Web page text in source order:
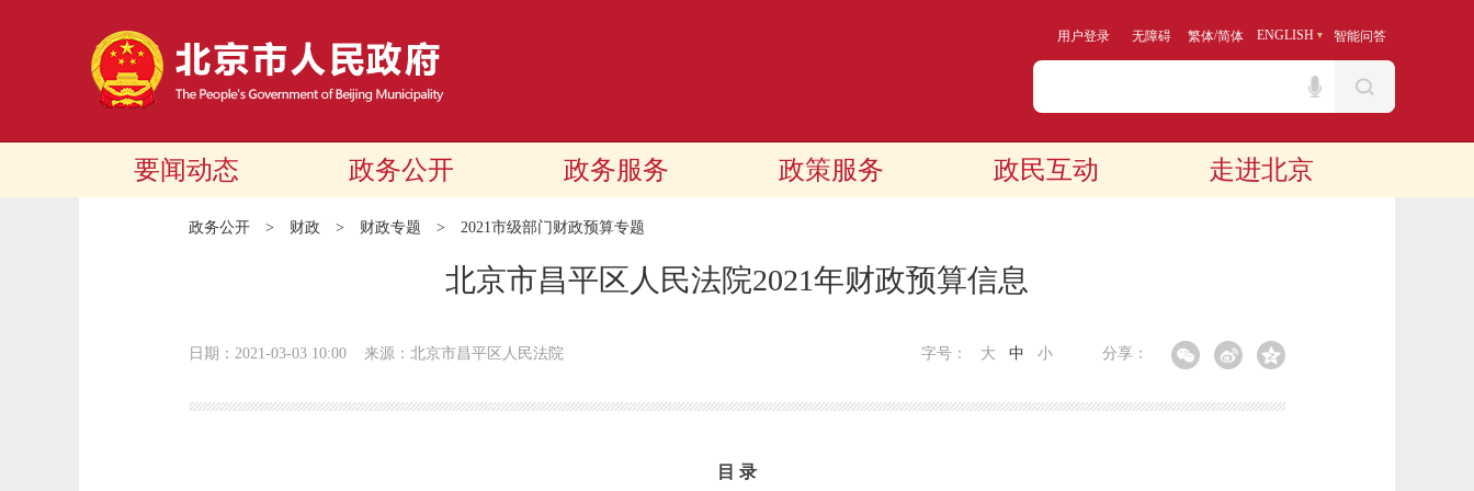
用户登录 无障碍 繁体/简体 ENGLISH 智能问答
要闻动态 政务公开 政务服务 政策服务 政民互动 走进北京
政务公开 > 财政 > 财政专题 > 2021市级部门财政预算专题
北京市昌平区人民法院2021年财政预算信息
日期：2021-03-03 10:00 来源：北京市昌平区人民法院 分享：
字号： 大 中 小
目 录